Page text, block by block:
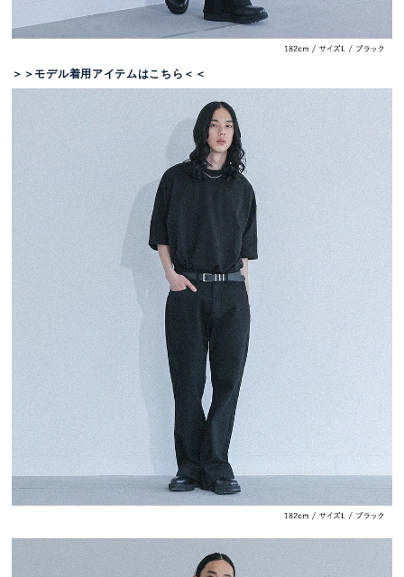
＞＞モデル着用アイテムはこちら＜＜